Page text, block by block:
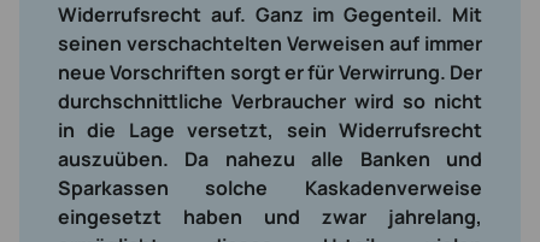
Widerrufsrecht auf. Ganz im Gegenteil. Mit
seinen verschachtelten Verweisen auf immer
neue Vorschriften sorgt er für Verwirrung. Der
durchschnittliche Verbraucher wird so nicht
in die Lage versetzt, sein Widerrufsrecht
auszuüben. Da nahezu alle Banken und
Sparkassen solche Kaskadenverweise
eingesetzt haben und zwar jahrelang,